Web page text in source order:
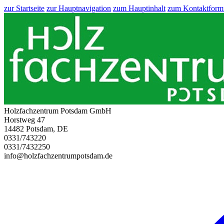
zur Startseite zur Hauptnavigation zum Hauptinhalt zum
Holzfachzentrum Potsdam GmbH
Horstweg 47
14482 Potsdam, DE
0331/743220
0331/7432250
info@holzfachzentrumpotsdam.de